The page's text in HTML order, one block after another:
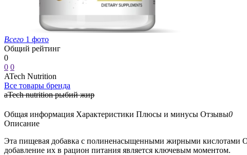
Всего 1 фото
Общий рейтинг
0
0 0
ATech Nutrition
Все товары бренда
aTech nutrition рыбий жир
Общая информация Характеристики Плюсы и минусы Отзывы0
Описание
Эта пищевая добавка с полиненасыщенными жирными кислотами
добавление их в рацион питания является ключевым моментом.